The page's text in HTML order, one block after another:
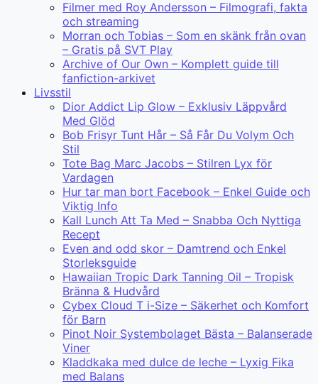
Filmer med Roy Andersson – Filmografi, fakta
och streaming
Morran och Tobias – Som en skänk från ovan
– Gratis på SVT Play
Archive of Our Own – Komplett guide till
fanfiction-arkivet
Livsstil
Dior Addict Lip Glow – Exklusiv Läppvård
Med Glöd
Bob Frisyr Tunt Hår – Så Får Du Volym Och
Stil
Tote Bag Marc Jacobs – Stilren Lyx för
Vardagen
Hur tar man bort Facebook – Enkel Guide och
Viktig Info
Kall Lunch Att Ta Med – Snabba Och Nyttiga
Recept
Even and odd skor – Damtrend och Enkel
Storleksguide
Hawaiian Tropic Dark Tanning Oil – Tropisk
Bränna & Hudvård
Cybex Cloud T i-Size – Säkerhet och Komfort
för Barn
Pinot Noir Systembolaget Bästa – Balanserade
Viner
Kladdkaka med dulce de leche – Lyxig Fika
med Balans